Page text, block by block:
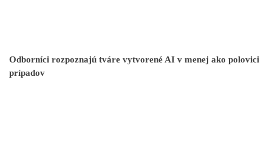
Odborníci rozpoznajú tváre vytvorené AI v menej ako polovici
prípadov